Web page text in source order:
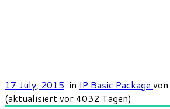
17 July, 2015 in IP Basic Package von
(aktualisiert vor 4032 Tagen)